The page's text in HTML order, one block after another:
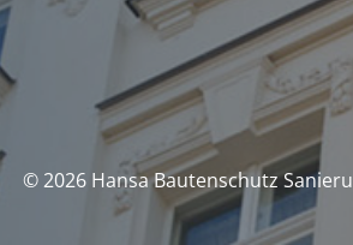
© 2026 Hansa Bautenschutz